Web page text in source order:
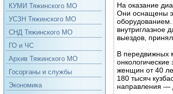
КУМИ Тяжинского МО
УСЗН Тяжинского МО
СНД Тяжинского МО
ГО и ЧС
Архив Тяжинского МО
Госорганы и службы
Экономика
На оказание
Они оснащены
оборудованием.
внутриглазное
выездов,
В передвижных
женщин от 40
180 тысяч
направления —